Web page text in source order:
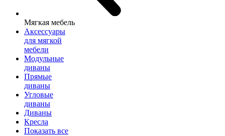
Мягкая мебель
Аксессуары
для мягкой
мебели
Модульные
диваны
Прямые
диваны
Угловые
диваны
Диваны
Кресла
Показать все